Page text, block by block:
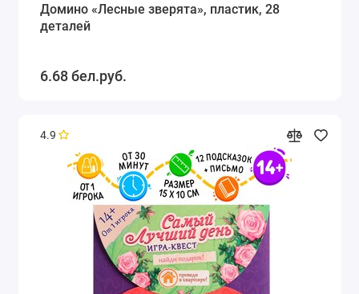
Домино «Лесные зверята», пластик, 28
деталей
6.68 бел.руб.
4.9